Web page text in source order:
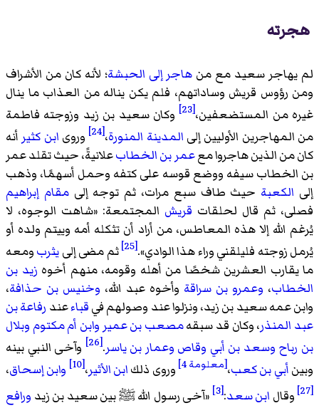
هجرته
لم يهاجر سعيد مع من هاجر إلى الحبشة؛ لأنه كان من الأشراف
ومن رؤوس قريش وساداتهم، فلم يكن يناله من العذاب ما ينال
غيره من المستضعفين،[23]
وكان سعيد بن زيد وزوجته فاطمة
من المهاجرين الأوليين إلى المدينة المنورة،[24] وروى ابن كثير أنه
كان من الذين هاجروا مععمر بن الخطابعلانيةً، حيث تقلد عمر
بن الخطاب سيفه ووضع قوسه على كتفه وحمل أسهمًا، وذهب
إلى الكعبة حيث طاف سبع مرات، ثم توجه إلىمقام إبراهيم
فصلى، ثم قال لحلقات قريش المجتمعة: «شاهت الوجوه، لا
يُرغم الله إلا هذه المعاطس، من أراد أن تثكله أمه وييتم ولده أو
يُرمل زوجته فليلقني وراء هذا الوادي».
[25] ثم مضى إلىيثربومعه
ما يقارب العشرين شخصًا من أهله وقومه، منهم أخوه زيد بن
الخطاب، وعمرو بن سراقة وأخوه عبد الله، وخنيس بن حذافة،
وابن عمه سعيد بن زيد، ونزلوا عند وصولهم فيقباءعند رفاعة بن
عبد المنذر، وكان قد سبقهمصعب بن عمير وابن أم مكتوم وبلال
بن رباح وسعد بن أبي وقاص وعمار بن ياسر.
[26]
وآخى النبي بينه
وبينأبي بن كعب،[معلومة 4] وروى ذلكابن الأثير،[10] وابن إسحاق،
[27] وقال ابن سعد:
[3] «آخى رسول اللهﷺبين سعيد بن زيد ورافع